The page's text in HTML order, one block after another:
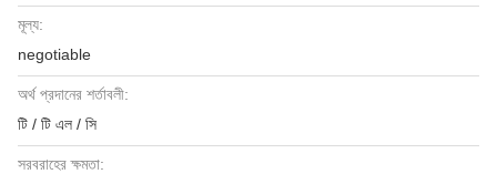
মূল্য:
negotiable
অর্থ প্রদানের শর্তাবলী:
টি / টি এল / সি
সরবরাহের ক্ষমতা: